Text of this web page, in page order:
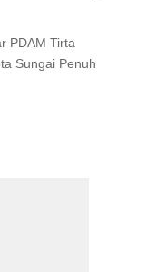
PDAM Tirta
Sungai Penuh